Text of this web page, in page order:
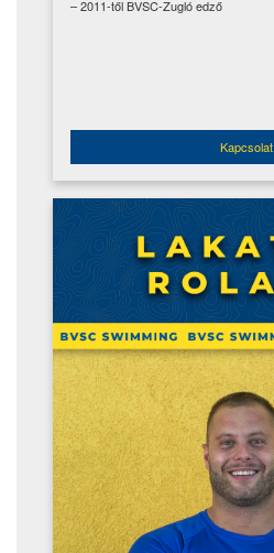
– 2011-től BVSC-Zugló edző
Kapcsolat